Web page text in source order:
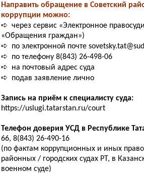
Направить обращение в Советский
коррупции можно:
➪ через сервис «Электронное
«Обращения граждан»)
➪ по электронной почте
➪ по телефону 8(843) 26-498-06
➪ на почтовый адрес суда
➪ подав заявление лично
Запись на приём к специалисту суда:
https://uslugi.tatarstan.ru/court
Телефон доверия УСД в Республике
66, 8(843) 26-490-16
(по фактам коррупционных и иных
районных / городских судах РТ, в
военном суде)